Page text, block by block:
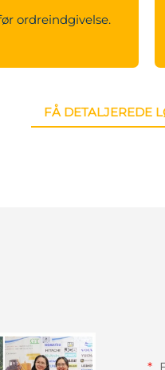
ordreindgivelse.
FÅ DETALJEREDE